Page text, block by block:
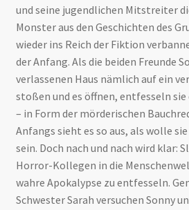
und seine jugendlichen Mitstreiter
Monster aus den Geschichten des
wieder ins Reich der Fiktion
der Anfang. Als die beiden Freunde
verlassenen Haus nämlich auf ein
stoßen und es öffnen, entfesseln
– in Form der mörderischen
Anfangs sieht es so aus, als wolle
sein. Doch nach und nach wird klar:
Horror-Kollegen in die
wahre Apokalypse zu entfesseln.
Schwester Sarah versuchen Sonny